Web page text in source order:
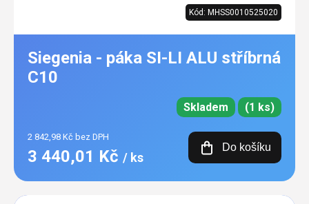
Kód: MHSS0010525020
Siegenia - páka SI-LI ALU stříbrná
C10
Skladem (1 ks)
2 842,98 Kč bez DPH
3 440,01 Kč / ks
Do košíku